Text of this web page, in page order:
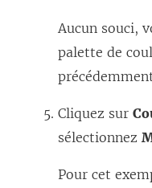
Aucun souci,
palette de
Cliquez sur
sélectionnez
Pour cet